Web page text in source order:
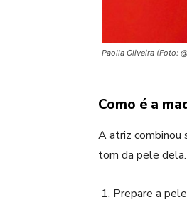
Paolla Oliveira (Foto:
Como é a
A atriz combinou
tom da pele
Prepare a